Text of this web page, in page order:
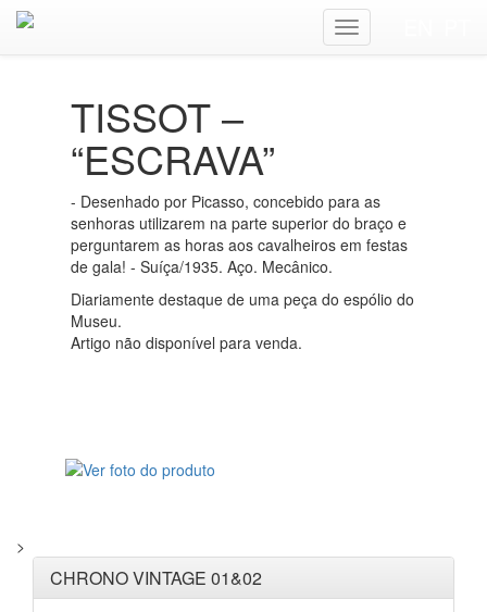
RELÓGIO DO DIA
TISSOT –
“ESCRAVA”
- Desenhado por Picasso, concebido para as
senhoras utilizarem na parte superior do braço e
perguntarem as horas aos cavalheiros em festas
de gala! - Suíça/1935. Aço. Mecânico.
Diariamente destaque de uma peça do espólio do
Museu.
Artigo não disponível para venda.
>
CHRONO VINTAGE 01&02